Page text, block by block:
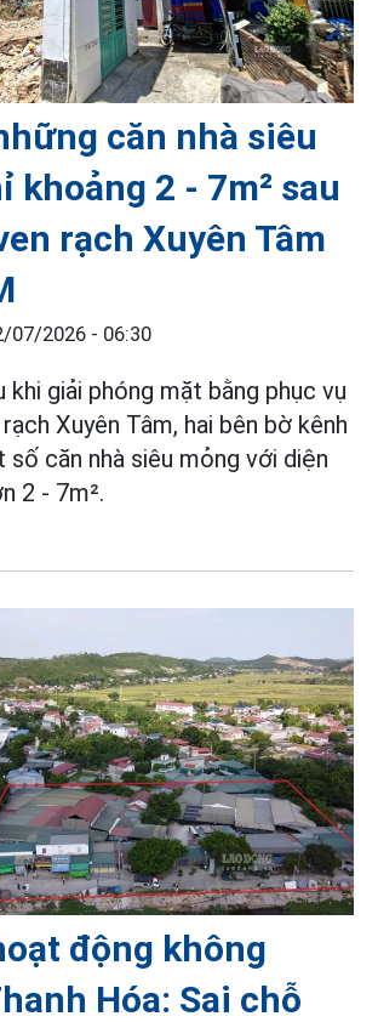
căn nhà siêu
khoảng 2 - 7m² sau
rạch Xuyên Tâm
07/2026 - 06:30
khi giải phóng mặt bằng phục vụ
Xuyên Tâm, hai bên bờ kênh
căn nhà siêu mỏng với diện
2 - 7m².
động không
Hóa: Sai chỗ